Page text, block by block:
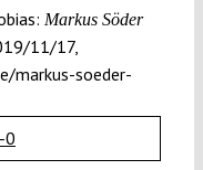
Markus Söder
11/17,
markus-soeder-
0